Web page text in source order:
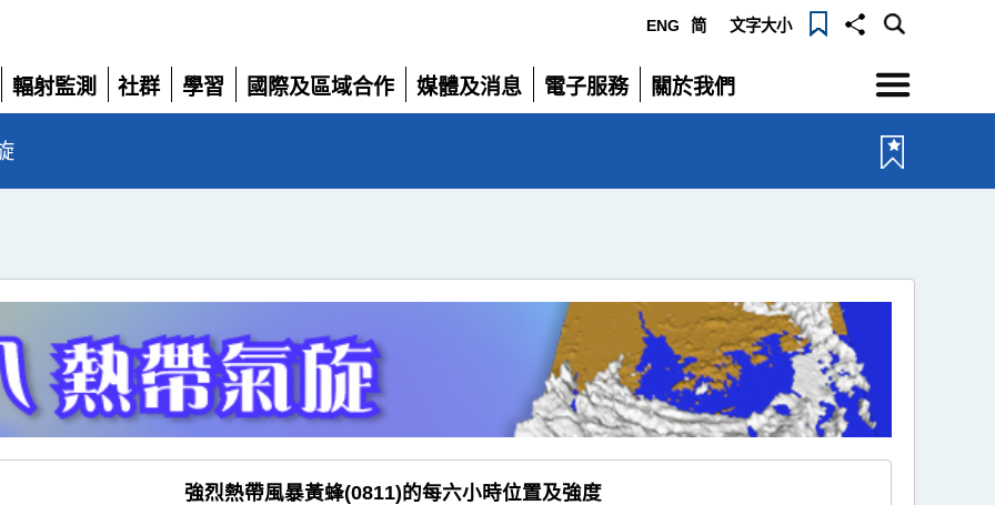
ENG 简 文字大小
輻射監測
展
開
社群
展
學習
展
國際及區域合作
展
媒體及消息
展
電子服務
展
關於我們
展
選
單
強烈熱帶風暴黃蜂(0811)的每六小時位置及強度